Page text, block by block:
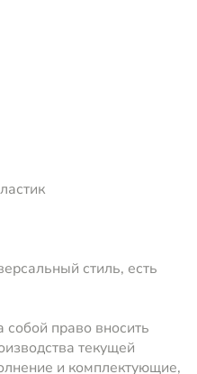
стиль, есть
собой право вносить
текущей
и комплектующие,